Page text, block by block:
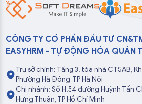
CÔNG TY CỔ PHẦN ĐẦU TƯ
EASYHRM - TỰ ĐỘNG HÓA QUẢN
Trụ sở chính: Tầng 3, tòa nhà CT5AB,
Phường Hà Đông, TP Hà Nội
Chi nhánh: Số H.54 đường Huỳnh Tấn
Hưng Thuận, TP Hồ Chí Minh